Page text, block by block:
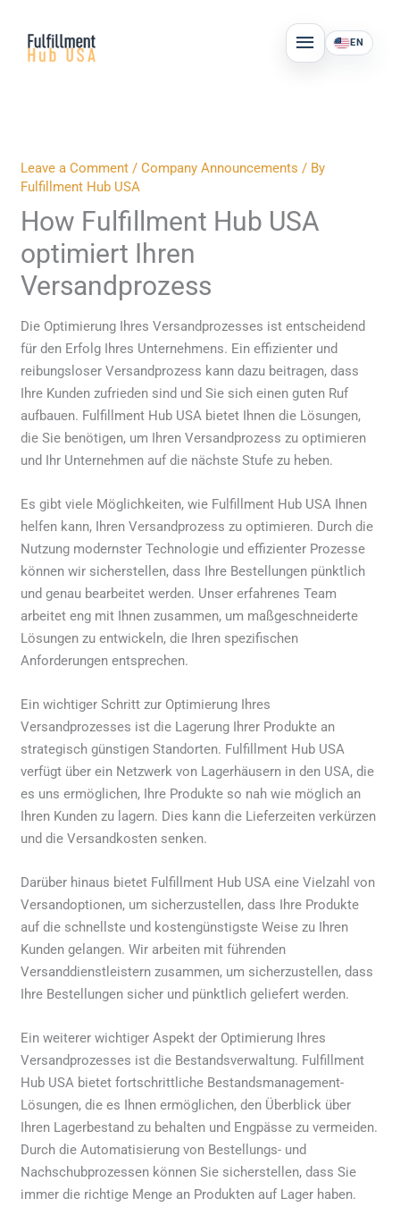
content
MAIN
MENU
EN
Leave a Comment /Company Announcements / By
Fulfillment Hub USA
How Fulfillment Hub USA
optimiert Ihren
Versandprozess
Die Optimierung Ihres Versandprozesses ist entscheidend
für den Erfolg Ihres Unternehmens. Ein effizienter und
reibungsloser Versandprozess kann dazu beitragen, dass
Ihre Kunden zufrieden sind und Sie sich einen guten Ruf
aufbauen. Fulfillment Hub USA bietet Ihnen die Lösungen,
die Sie benötigen, um Ihren Versandprozess zu optimieren
und Ihr Unternehmen auf die nächste Stufe zu heben.
Es gibt viele Möglichkeiten, wie Fulfillment Hub USA Ihnen
helfen kann, Ihren Versandprozess zu optimieren. Durch die
Nutzung modernster Technologie und effizienter Prozesse
können wir sicherstellen, dass Ihre Bestellungen pünktlich
und genau bearbeitet werden. Unser erfahrenes Team
arbeitet eng mit Ihnen zusammen, um maßgeschneiderte
Lösungen zu entwickeln, die Ihren spezifischen
Anforderungen entsprechen.
Ein wichtiger Schritt zur Optimierung Ihres
Versandprozesses ist die Lagerung Ihrer Produkte an
strategisch günstigen Standorten. Fulfillment Hub USA
verfügt über ein Netzwerk von Lagerhäusern in den USA, die
es uns ermöglichen, Ihre Produkte so nah wie möglich an
Ihren Kunden zu lagern. Dies kann die Lieferzeiten verkürzen
und die Versandkosten senken.
Darüber hinaus bietet Fulfillment Hub USA eine Vielzahl von
Versandoptionen, um sicherzustellen, dass Ihre Produkte
auf die schnellste und kostengünstigste Weise zu Ihren
Kunden gelangen. Wir arbeiten mit führenden
Versanddienstleistern zusammen, um sicherzustellen, dass
Ihre Bestellungen sicher und pünktlich geliefert werden.
Ein weiterer wichtiger Aspekt der Optimierung Ihres
Versandprozesses ist die Bestandsverwaltung. Fulfillment
Hub USA bietet fortschrittliche Bestandsmanagement-
Lösungen, die es Ihnen ermöglichen, den Überblick über
Ihren Lagerbestand zu behalten und Engpässe zu vermeiden.
Durch die Automatisierung von Bestellungs- und
Nachschubprozessen können Sie sicherstellen, dass Sie
immer die richtige Menge an Produkten auf Lager haben.